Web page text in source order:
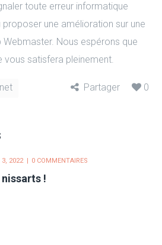
toute erreur informatique
une amélioration sur une
Nous espérons que
vous satisfera pleinement.
Partager 0
3, 2022 0 COMMENTAIRES
!